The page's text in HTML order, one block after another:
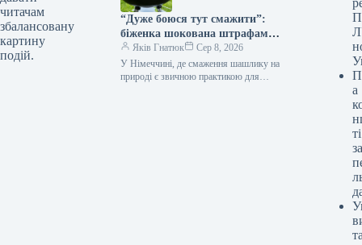
читачам
збалансовану
картину
подій.
“Дуже боюся тут смажити”:
біженка шокована штрафами
за шашлик у Німеччині
(відео)
Яків Гнатюк
Сер 8, 2026
У Німеччині, де смаження шашлику на
природі є звичною практикою для
а